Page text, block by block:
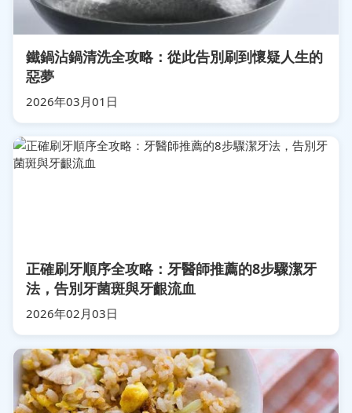
鐵鍋沾鍋清洗全攻略：從此告別刷到懷疑人生的
惡夢
2026年03月01日
正確刷牙順序全攻略：牙醫師推薦的8步驟潔牙
法，告別牙菌斑與牙齦流血
2026年02月03日